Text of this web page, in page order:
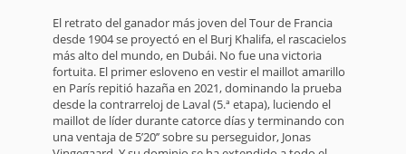
El retrato del ganador más joven del Tour de Francia
desde 1904 se proyectó en el Burj Khalifa, el rascacielos
más alto del mundo, en Dubái. No fue una victoria
fortuita. El primer esloveno en vestir el maillot amarillo
en París repitió hazaña en 2021, dominando la prueba
desde la contrarreloj de Laval (5.ª etapa), luciendo el
maillot de líder durante catorce días y terminando con
una ventaja de 5’20’’ sobre su perseguidor, Jonas